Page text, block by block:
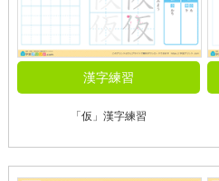
漢字練習
「仮」漢字練習